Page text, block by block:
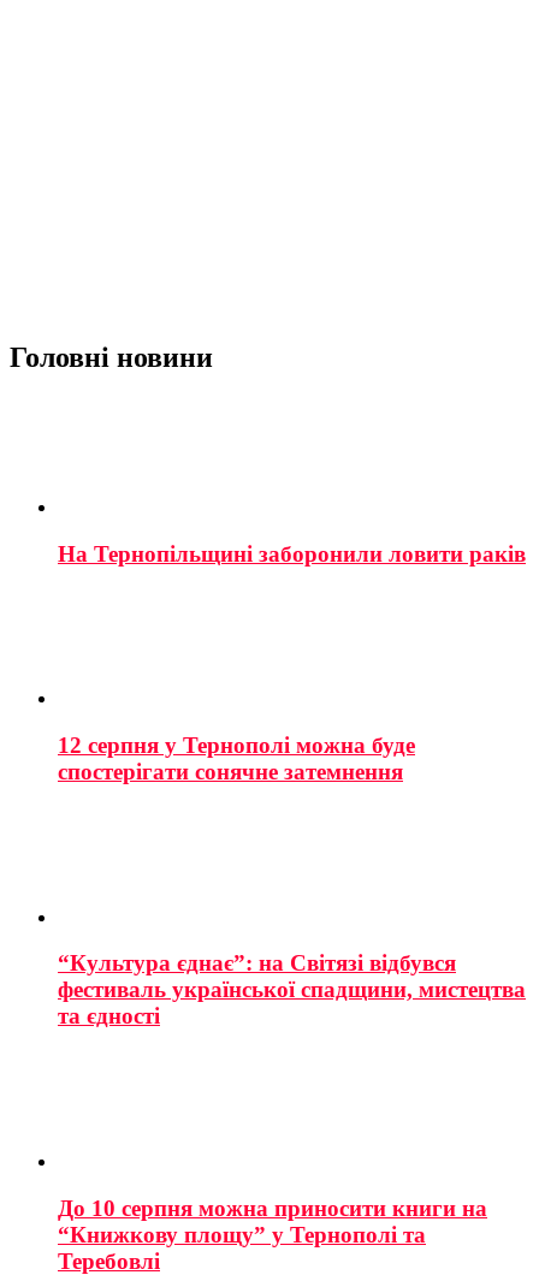
Головні новини
На Тернопільщині заборонили ловити раків
12 серпня у Тернополі можна буде
спостерігати сонячне затемнення
“Культура єднає”: на Світязі відбувся
фестиваль української спадщини, мистецтва
та єдності
До 10 серпня можна приносити книги на
“Книжкову площу” у Тернополі та
Теребовлі